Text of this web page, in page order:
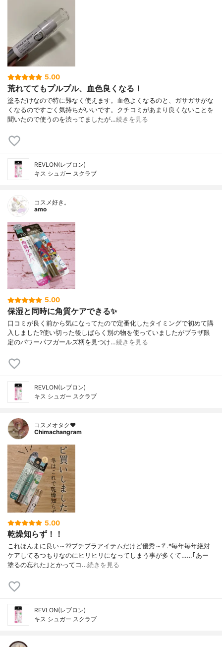
5.00
荒れててもプルプル、血色良くなる！
塗るだけなので特に難なく使えます。血色よくなるのと、ガサガサがな
くなるのですごく気持ちがいいです。クチコミがあまり良くないことを
聞いたので使うのを渋ってましたが…続きを見る
REVLON(レブロン)
キス シュガー スクラブ
コスメ好き。
amo
5.00
保湿と同時に角質ケアできる✨
口コミが良く前から気になってたので定番化したタイミングで初めて購
入しました?使い切った後しばらく別の物を使っていましたがプラザ限
定のパワーパフガールズ柄を見つけ…続きを見る
REVLON(レブロン)
キス シュガー スクラブ
コスメオタク♥︎
Chimachangram
5.00
乾燥知らず！！
これほんまに良い～??プチプラアイテムだけど優秀～? ͛.*毎年毎年絶対
ケアしてるつもりなのにヒリヒリになってしまう事が多くて……｢あー
塗るの忘れた｣とかってコ…続きを見る
REVLON(レブロン)
キス シュガー スクラブ